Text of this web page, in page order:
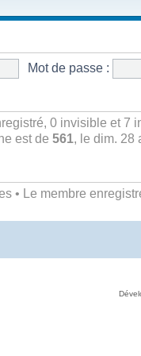
Mot de passe :
0 invisible et 7
est de 561, le dim. 28
• Le membre